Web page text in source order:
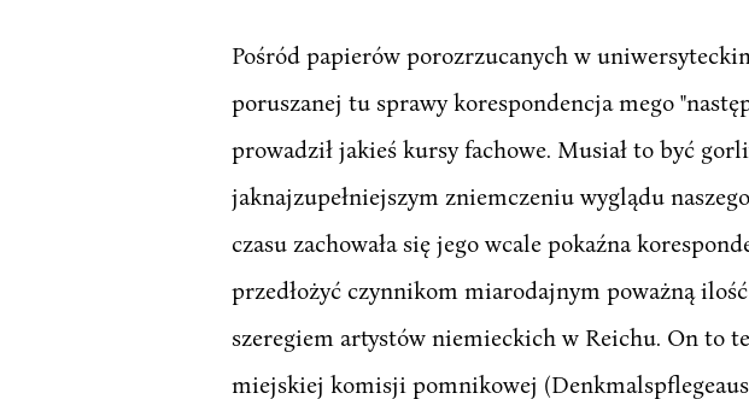
Pośród papierów porozrzucanych w
poruszanej tu sprawy korespondencja mego
prowadził jakieś kursy fachowe. Musiał to być
jaknajzupełniejszym zniemczeniu wyglądu
czasu zachowała się jego wcale pokaźna
przedłożyć czynnikom miarodajnym poważną
szeregiem artystów niemieckich w Reichu. On to
miejskiej komisji pomnikowej